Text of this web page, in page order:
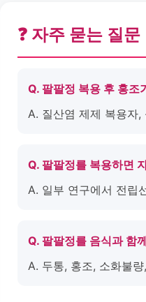
❓ 자주 묻는 질문
Q. 팔팔정 복용 후 홍조
A. 질산염 제제 복용자,
Q. 팔팔정를 복용하면
A. 일부 연구에서 전립
Q. 팔팔정를 음식과 함
A. 두통, 홍조, 소화불